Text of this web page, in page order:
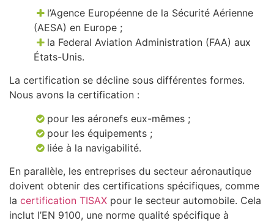
l’Agence Européenne de la Sécurité Aérienne
(AESA) en Europe ;
la Federal Aviation Administration (FAA) aux
États-Unis.
La certification se décline sous différentes formes.
Nous avons la certification :
pour les aéronefs eux-mêmes ;
pour les équipements ;
liée à la navigabilité.
En parallèle, les entreprises du secteur aéronautique
doivent obtenir des certifications spécifiques, comme
la certification TISAX pour le secteur automobile. Cela
inclut l’EN 9100, une norme qualité spécifique à